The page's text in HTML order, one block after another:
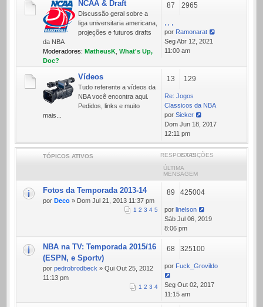
NCAA & Draft
Discussão geral sobre a
liga universitaria americana,
projeções e futuros drafts
da NBA
Moderadores: MatheusK What's Up,
Doc?
87 2965
por Ramonarat
Ver
última
Seg Abr 12, 2021
11:00 am
Vídeos
Tudo referente a ví­deos da
NBA você encontra aqui.
Pedidos, links e muito
mais...
13 129
Re: Jogos
Classicos da NBA
por Sicker
Ver
última
mensagem
Dom Jun 18, 2017
12:11 pm
TÓPICOS ATIVOS RESPOSTASEXIBIÇÕES
ÚLTIMA
MENSAGEM
Fotos da Temporada 2013-14
por Deco » Dom Jul 21, 2013 11:37 pm
1 2 3 4 5
89 425004
por linelson
Sáb Jul 06, 2019
8:06 pm
NBA na TV: Temporada 2015/16
(ESPN, e Sportv)
por pedrobrodbeck » Qui Out 25, 2012
11:13 pm
1 2 3 4
68 325100
por Fuck_Grovildo
Seg Out 02, 2017
11:15 am